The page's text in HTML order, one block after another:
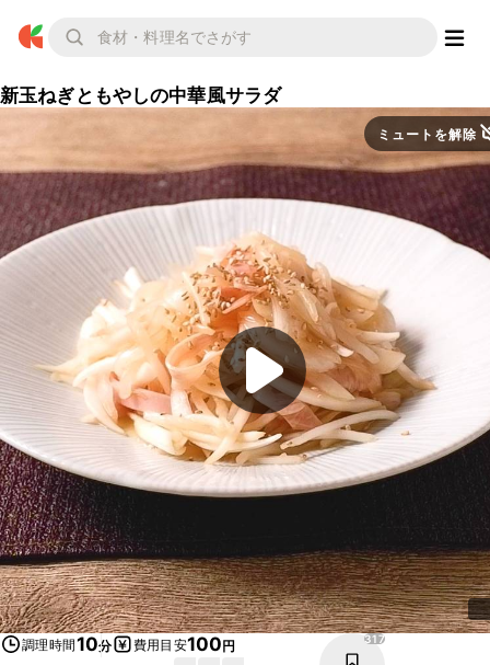
新玉ねぎともやしの中華風サラダ
ミュートを解除
調理時間10分 費用目安100円 317